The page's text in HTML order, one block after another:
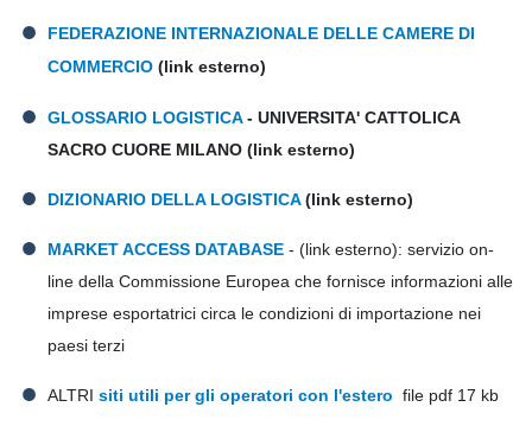
FEDERAZIONE INTERNAZIONALE DELLE CAMERE DI
COMMERCIO (link esterno)
GLOSSARIO LOGISTICA- UNIVERSITA' CATTOLICA
SACRO CUORE MILANO (link esterno)
DIZIONARIO DELLA LOGISTICA(link esterno)
MARKET ACCESS DATABASE - (link esterno): servizio on-
line della Commissione Europea che fornisce informazioni alle
imprese esportatrici circa le condizioni di importazione nei
paesi terzi
ALTRI siti utili per gli operatori con l'estero file pdf 17 kb